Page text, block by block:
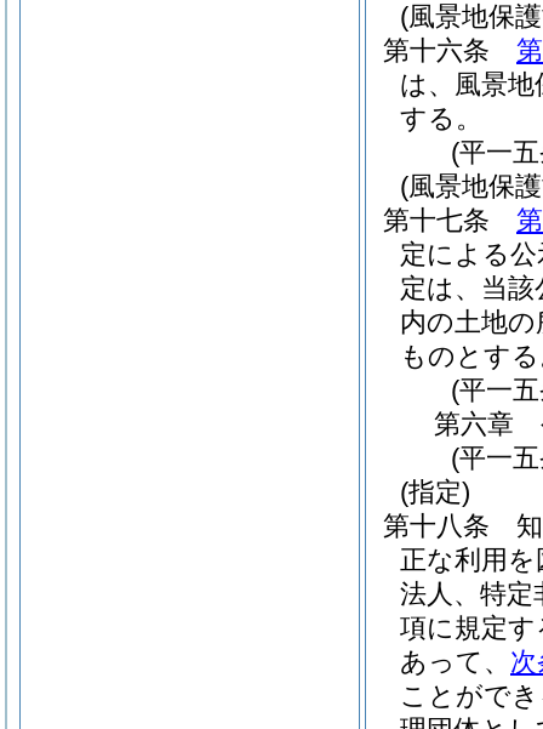
(風景地保
第十六条
は、風景
する。
(平一
(風景地保
第十七条
定による
定は、当
内の土地
ものとす
(平一
第六章
(平一
(指定)
第十八条
正な利用
法人、特定
項に規定
あって、
ことがで